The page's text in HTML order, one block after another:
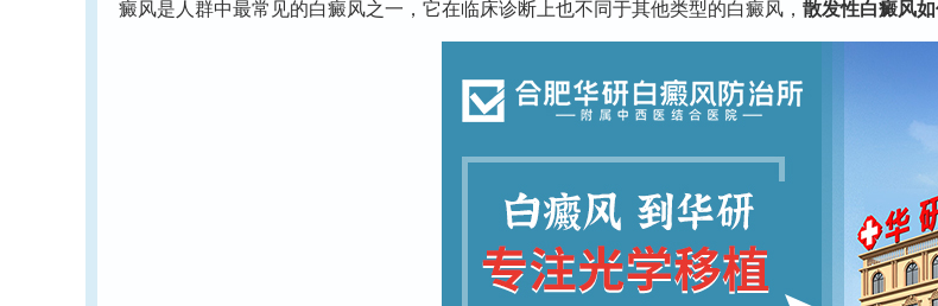
癜风是人群中最常见的白癜风之一，它在临床诊断上也不同于其他类型的白癜风， 散发性白癜风